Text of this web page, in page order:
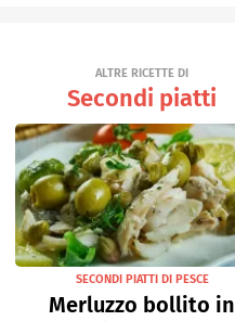
ALTRE RICETTE DI
Secondi piatti
SECONDI PIATTI DI PESCE
Merluzzo bollito in